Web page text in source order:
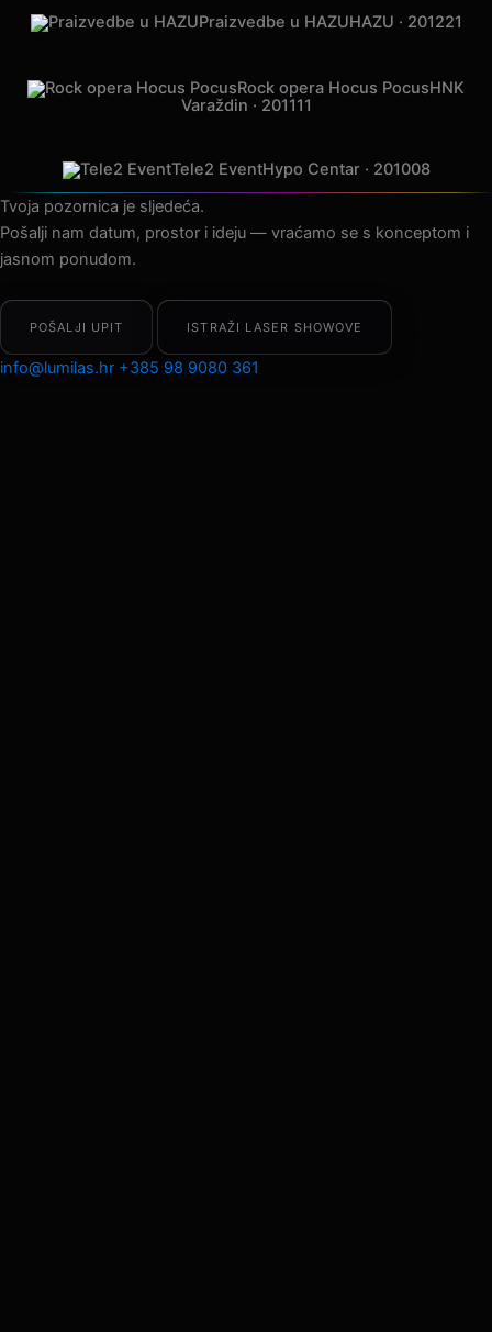
Praizvedbe u HAZUHAZU · 201221
Rock opera Hocus PocusHNK
Varaždin · 201111
Tele2 EventHypo Centar · 201008
Tvoja pozornica je sljedeća.
Pošalji nam datum, prostor i ideju — vraćamo se s konceptom i
jasnom ponudom.
POŠALJI UPIT ISTRAŽI LASER SHOWOVE
info@lumilas.hr +385 98 9080 361